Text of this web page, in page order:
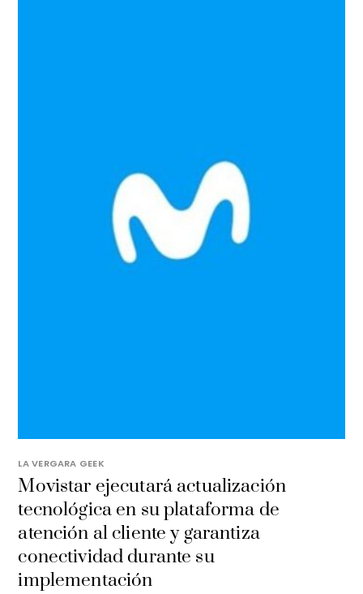
LA VERGARA GEEK
Movistar ejecutará actualización
tecnológica en su plataforma de
atención al cliente y garantiza
conectividad durante su
implementación